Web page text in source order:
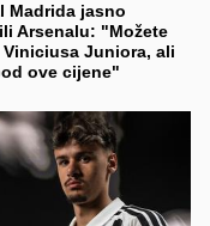
Madrida jasno
Arsenalu: "Možete
Juniora, ali
ove cijene"